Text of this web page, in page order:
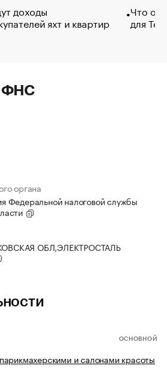
доходы
яхт и квартир
Что
для
ФНС
органа
Федеральной налоговой службы
ОБЛ,ЭЛЕКТРОСТАЛЬ
ОСНОВНОЙ
и салонами красоты